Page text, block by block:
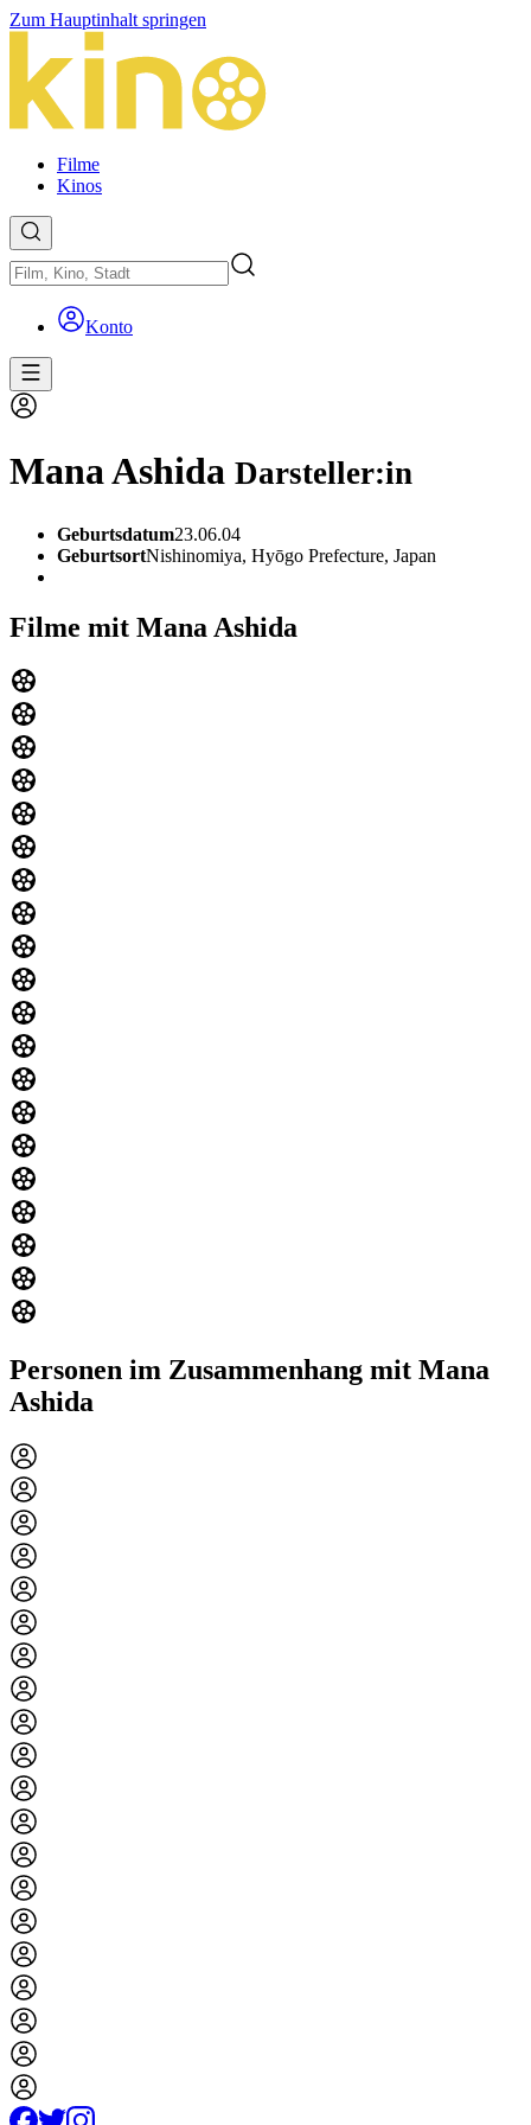
Zum Hauptinhalt springen
Filme
Kinos
Konto
Mana Ashida Darsteller:in
Geburtsdatum23.06.04
GeburtsortNishinomiya, Hyōgo Prefecture, Japan
Filme mit Mana Ashida
Personen im Zusammenhang mit Mana
Ashida